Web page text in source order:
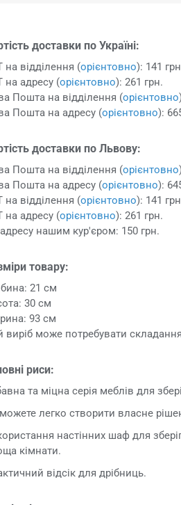
доставки по Україні:
на відділення (орієнтовно): 141
на адресу (орієнтовно): 261 грн.
Пошта на відділення (орієнтовно
Пошта на адресу (орієнтовно):
доставки по Львову:
Пошта на відділення (орієнтовно
Пошта на адресу (орієнтовно):
на відділення (орієнтовно): 141
на адресу (орієнтовно): 261 грн.
нашим кур'єром: 150 грн.
товару:
21 см
30 см
93 см
виріб може потребувати
риси:
та міцна серія меблів для
легко створити власне
настінних шаф для
кімнати.
відсік для дрібниць.